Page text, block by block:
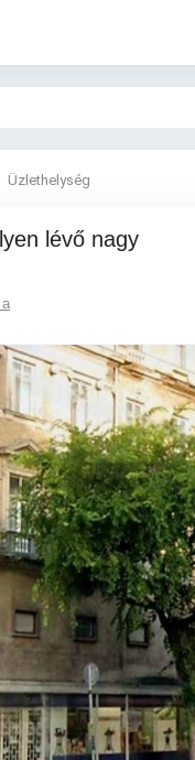
Üzlethelység